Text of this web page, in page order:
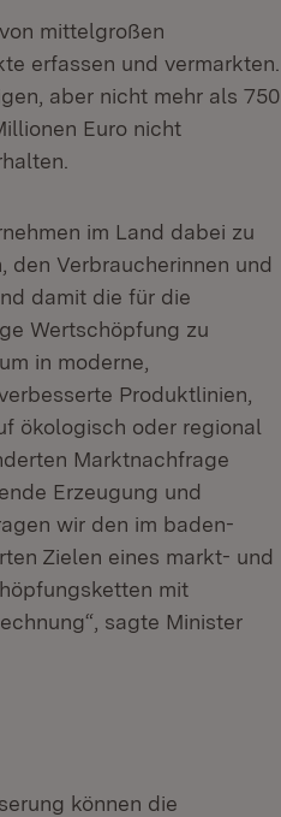
mittelgroßen
erfassen und vermarkten.
aber nicht mehr als 750
Euro nicht
im Land dabei zu
den Verbraucherinnen und
damit die für die
Wertschöpfung zu
in moderne,
Produktlinien,
ökologisch oder regional
Marktnachfrage
Erzeugung und
wir den im baden-
Zielen eines markt- und
mit
sagte Minister
können die